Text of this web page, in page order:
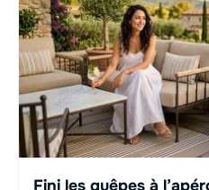
Fini les guêpes à